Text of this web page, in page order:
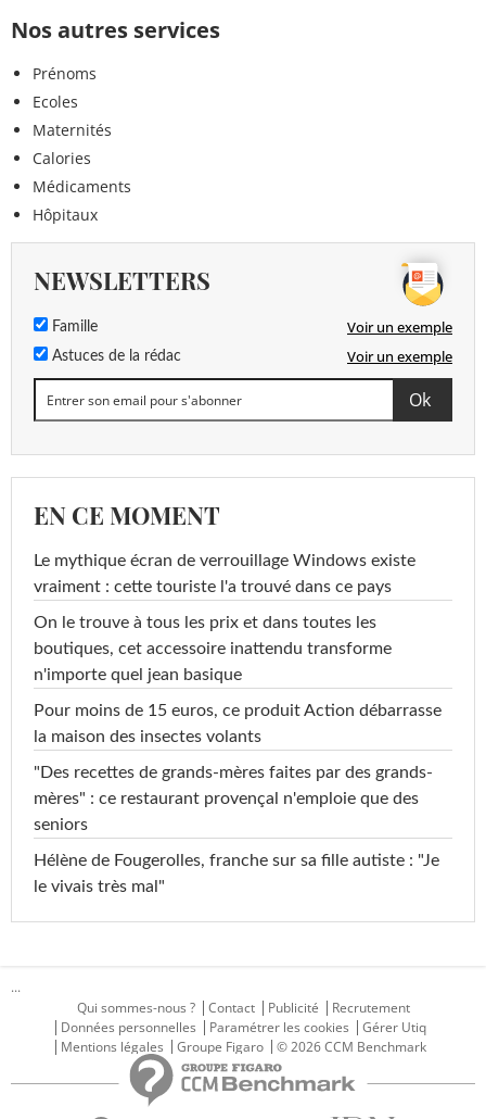
Nos autres services
Prénoms
Ecoles
Maternités
Calories
Médicaments
Hôpitaux
NEWSLETTERS
Famille Voir un exemple
Astuces de la rédac Voir un exemple
EN CE MOMENT
Le mythique écran de verrouillage Windows existe
vraiment : cette touriste l'a trouvé dans ce pays
On le trouve à tous les prix et dans toutes les
boutiques, cet accessoire inattendu transforme
n'importe quel jean basique
Pour moins de 15 euros, ce produit Action débarrasse
la maison des insectes volants
"Des recettes de grands-mères faites par des grands-
mères" : ce restaurant provençal n'emploie que des
seniors
Hélène de Fougerolles, franche sur sa fille autiste : "Je
le vivais très mal"
...
Qui sommes-nous ?
Contact Publicité
Recrutement
Données personnelles
Paramétrer les cookies
Gérer Utiq
Mentions légales
Groupe Figaro © 2026 CCM Benchmark